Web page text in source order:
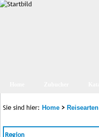
Sie sind hier: Home > Reisearten
Region